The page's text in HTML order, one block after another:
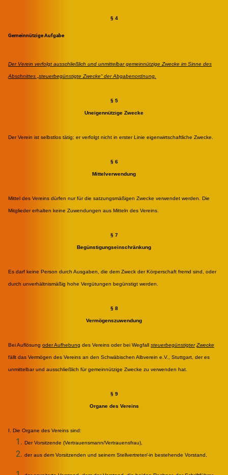
§ 4
Gemeinnützige Aufgabe
Der Verein verfolgt ausschließlich und unmittelbar gemeinnützige Zwecke im Sinne des
Abschnittes „steuerbegünstigte Zwecke“ der Abgabenordnung.
§ 5
Uneigennützige Zwecke
Der Verein ist selbstlos tätig; er verfolgt nicht in erster Linie eigenwirtschaftliche Zwecke.
§ 6
Mittelverwendung
Mittel des Vereins dürfen nur für die satzungsmäßigen Zwecke verwendet werden. Die
Mitglieder erhalten keine Zuwendungen aus Mitteln des Vereins.
§ 7
Begünstigungseinschränkung
Es darf keine Person durch Ausgaben, die dem Zweck der Körperschaft fremd sind, oder
durch unverhältnismäßig hohe Vergütungen begünstigt werden.
§ 8
Vermögenszuwendung
Bei Auflösung oder Aufhebung des Vereins oder bei Wegfall steuerbegünstigter Zwecke
fällt das Vermögen des Vereins an den Schwäbischen Albverein e.V., Stuttgart, der es
unmittelbar und ausschließlich für gemeinnützige Zwecke zu verwenden hat.
§ 9
Organe des Vereins
I. Die Organe des Vereins sind:
Der Vorsitzende (Vertrauensmann/Vertrauensfrau),
der aus dem Vorsitzenden und seinem Stellvertreter/-in bestehende Vorstand,